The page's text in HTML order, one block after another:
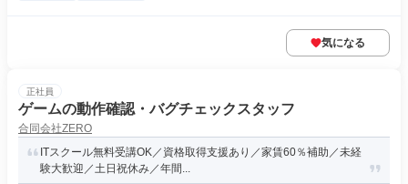
気になる
正社員
ゲームの動作確認・バグチェックスタッフ
合同会社ZERO
ITスクール無料受講OK／資格取得支援あり／家賃60％補助／未経
験大歓迎／土日祝休み／年間...